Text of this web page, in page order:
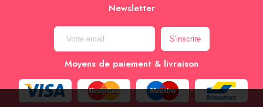
Newsletter
Moyens de paiement & livraison